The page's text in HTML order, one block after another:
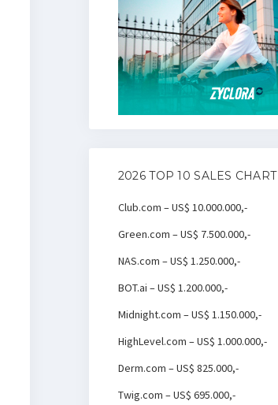
2026 TOP 10 SALES CHART
Club.com – US$ 10.000.000,-
Green.com – US$ 7.500.000,-
NAS.com – US$ 1.250.000,-
BOT.ai – US$ 1.200.000,-
Midnight.com – US$ 1.150.000,-
HighLevel.com – US$ 1.000.000,-
Derm.com – US$ 825.000,-
Twig.com – US$ 695.000,-